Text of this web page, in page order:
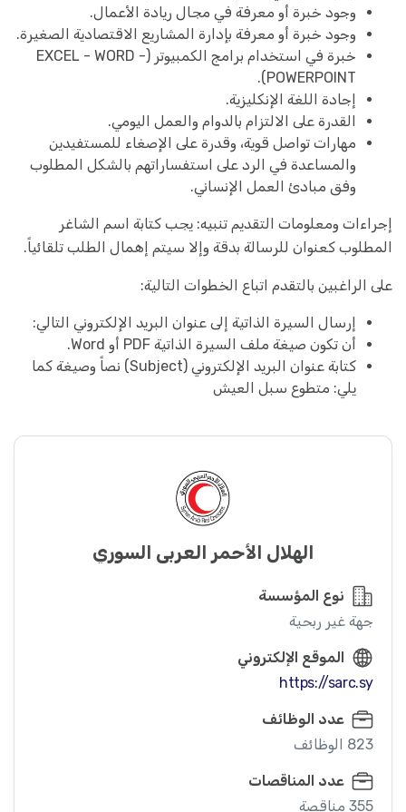
وجود خبرة أو معرفة في مجال ريادة الأعمال.
وجود خبرة أو معرفة بإدارة المشاريع الاقتصادية الصغيرة.
خبرة في استخدام برامج الكمبيوتر (EXCEL - WORD -
POWERPOINT).
إجادة اللغة الإنكليزية.
القدرة على الالتزام بالدوام والعمل اليومي.
مهارات تواصل قوية، وقدرة على الإصغاء للمستفيدين
والمساعدة في الرد على استفساراتهم بالشكل المطلوب
وفق مبادئ العمل الإنساني.
إجراءات ومعلومات التقديم تنبيه: يجب كتابة اسم الشاغر
المطلوب كعنوان للرسالة بدقة وإلا سيتم إهمال الطلب تلقائياً.
على الراغبين بالتقدم اتباع الخطوات التالية:
إرسال السيرة الذاتية إلى عنوان البريد الإلكتروني التالي:
أن تكون صيغة ملف السيرة الذاتية PDF أو Word.
كتابة عنوان البريد الإلكتروني (Subject) نصاً وصيغة كما
يلي: متطوع سبل العيش
الهلال الأحمر العربي السوري
نوع المؤسسة
جهة غير ربحية
الموقع الإلكتروني
https://sarc.sy
عدد الوظائف
823 الوظائف
عدد المناقصات
355 مناقصة